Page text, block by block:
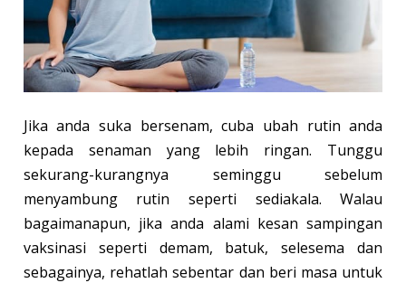
Jika anda suka bersenam, cuba ubah rutin anda
kepada senaman yang lebih ringan. Tunggu
sekurang-kurangnya seminggu sebelum
menyambung rutin seperti sediakala. Walau
bagaimanapun, jika anda alami kesan sampingan
vaksinasi seperti demam, batuk, selesema dan
sebagainya, rehatlah sebentar dan beri masa untuk